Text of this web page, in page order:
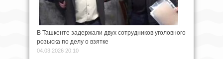
В Ташкенте задержали двух сотрудников уголовного
розыска по делу о взятке
04.03.2026 20:10